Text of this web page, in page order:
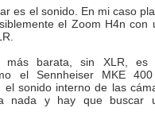
es el sonido. En mi caso
el Zoom H4n con
más barata, sin XLR, es
el Sennheiser MKE
el sonido interno de las
nada y hay que buscar